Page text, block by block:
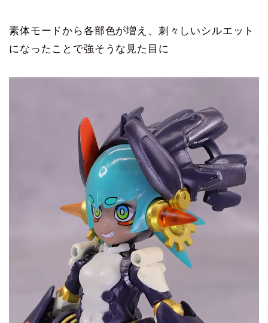
素体モードから各部色が増え、刺々しいシルエット
になったことで強そうな見た目に